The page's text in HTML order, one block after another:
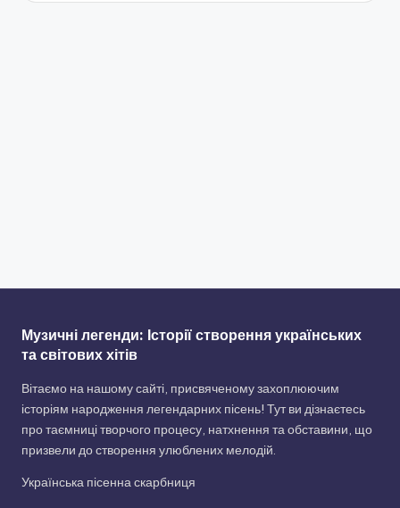
Музичні легенди: Історії створення українських
та світових хітів
Вітаємо на нашому сайті, присвяченому захоплюючим
історіям народження легендарних пісень! Тут ви дізнаєтесь
про таємниці творчого процесу, натхнення та обставини, що
призвели до створення улюблених мелодій.
Українська пісенна скарбниця